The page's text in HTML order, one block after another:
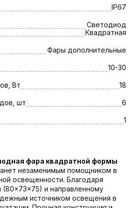
IP67
Светодиод
Квадратная
Фары дополнительные
10-30
Вт 18
шт 6
1
фара квадратной формы
незаменимым помощником в
освещенности. Благодаря
и направленному
источником освещения в